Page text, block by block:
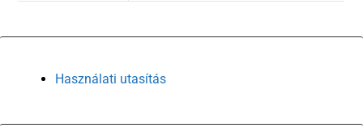
Használati utasítás